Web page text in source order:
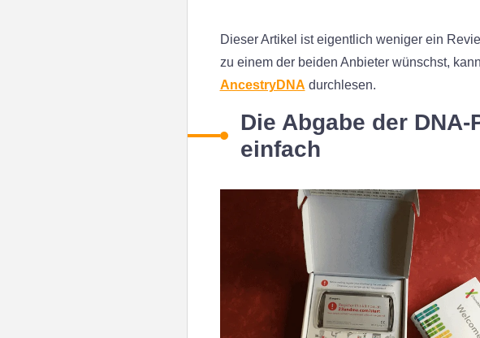
Dieser Artikel ist eigentlich weniger ein
zu einem der beiden Anbieter wünschst,
AncestryDNA durchlesen.
Die Abgabe der
einfach